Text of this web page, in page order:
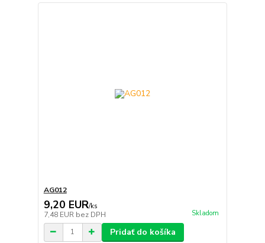
AG012
9,20 EUR/ks
7,48 EUR bez DPH Skladom
Pridať do košíka